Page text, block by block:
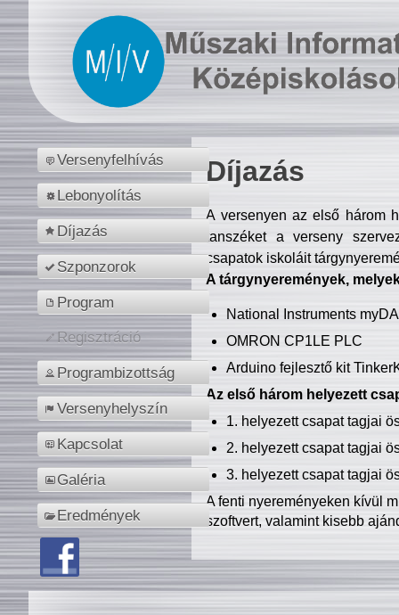
Versenyfelhívás
Lebonyolítás
Díjazás
Szponzorok
Program
Regisztráció
Programbizottság
Versenyhelyszín
Kapcsolat
Galéria
Eredmények
Díjazás
A versenyen az első három
tanszéket a verseny
csapatok iskoláit
A tárgynyeremények,
National Instruments
OMRON CP1LE PLC
Arduino fejlesztő kit
Az első három helyezett
1. helyezett csapat tagjai
2. helyezett csapat tagjai
3. helyezett csapat tagjai
A fenti nyereményeken kívül
szoftvert, valamint kisebb